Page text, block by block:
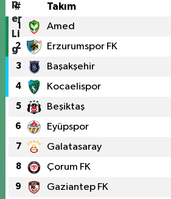
# Takım
1 Amed
2 Erzurumspor FK
3 Başakşehir
4 Kocaelispor
5 Beşiktaş
6 Eyüpspor
7 Galatasaray
8 Çorum FK
9 Gaziantep FK